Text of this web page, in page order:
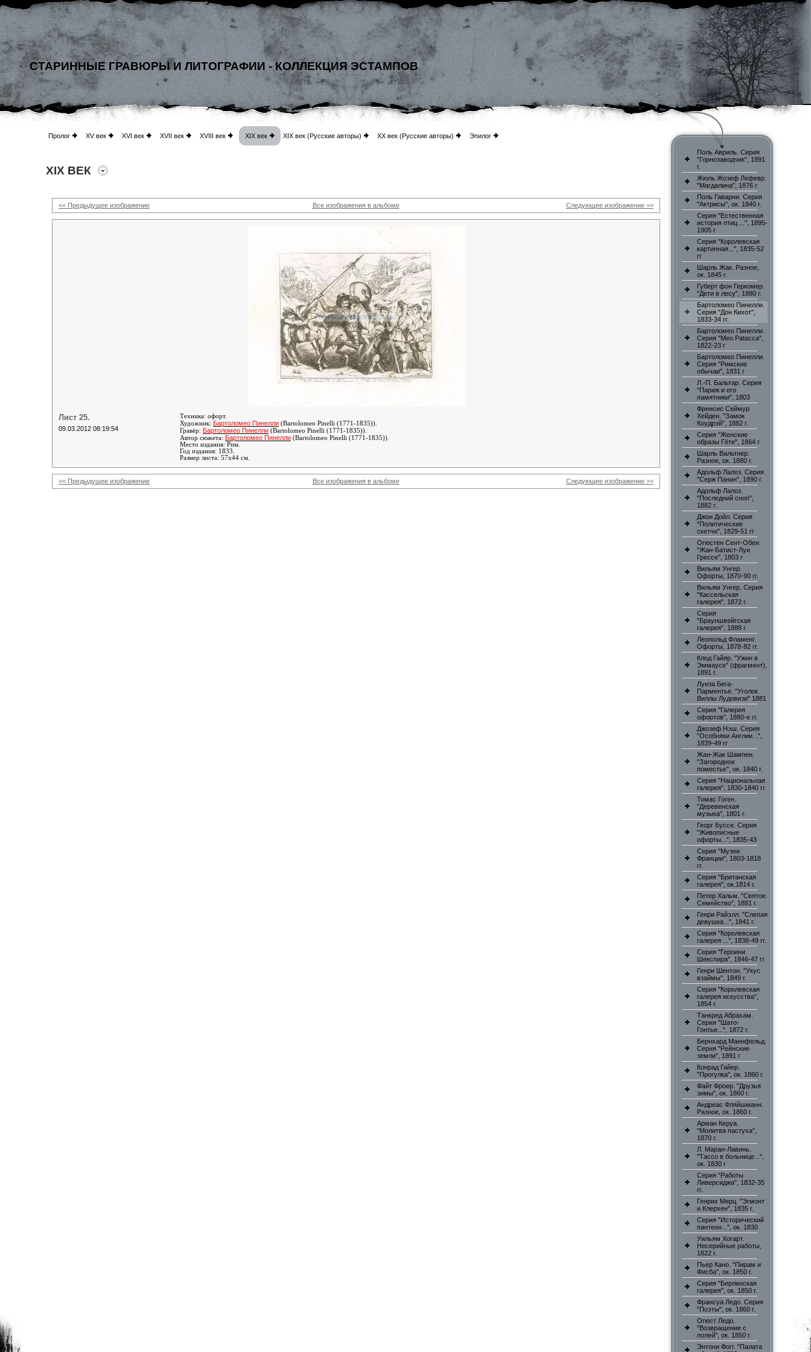
СТАРИННЫЕ ГРАВЮРЫ И ЛИТОГРАФИИ - КОЛЛЕКЦИЯ ЭСТАМПОВ
Пролог XV век XVI век XVII век XVIII век XIX век XIX век (Русские авторы) XX век (Русские авторы) Эпилог
XIX ВЕК
<< Предыдущее изображение Все изображения в альбоме Следующее изображение >>
Лист 25.
09.03.2012 08:19:54
Техника: офорт.
Художник: Бартоломео Пинелли (Bartolomeo Pinelli (1771-1835))
Гравёр: Бартоломео Пинелли (Bartolomeo Pinelli (1771-1835))
Автор сюжета: Бартоломео Пинелли (Bartolomeo Pinelli (1771-1835))
Место издания: Рим.
Год издания: 1833.
Размер листа: 57х44 см.
<< Предыдущее изображение Все изображения в альбоме Следующее изображение >>
Поль Авриль. Серия
"Горнозаводчик", 1891
г.
Жюль Жозеф Лефевр.
"Магдалина", 1876 г.
Поль Гаварни. Серия
"Актрисы", ок. 1840 г.
Серия "Естественная
история птиц ...", 1895-
1905 г
Серия "Королевская
картинная...", 1835-52
гг
Шарль Жак. Разное,
ок. 1845 г.
Губерт фон Геркомер.
"Дети в лесу", 1880 г.
Бартоломео Пинелли.
Серия "Дон Кихот",
1833-34 гг.
Бартоломео Пинелли.
Серия "Meo Patacca",
1822-23 г
Бартоломео Пинелли.
Серия "Римские
обычаи", 1831 г
Л.-П. Бальтар. Серия
"Париж и его
памятники", 1803
Френсис Сеймур
Хейден. "Замок
Коудрэй", 1882 г.
Серия "Женские
образы Гёте", 1864 г.
Шарль Вальтнер.
Разное, ок. 1880 г.
Адольф Лалоз. Серия
"Серж Панин", 1890 г.
Адольф Лалоз.
"Последний сноп",
1882 г.
Джон Дойл. Серия
"Политические
скетчи", 1829-51 гг
Огюстен Сент-Обен.
"Жан-Батист-Луи
Грессе", 1803 г
Вильям Унгер.
Офорты, 1870-90 гг.
Вильям Унгер. Серия
"Кассельская
галерея", 1872 г.
Серия
"Брауншвейгская
галерея", 1888 г.
Леопольд Фламенг.
Офорты, 1878-82 гг.
Клод Гайяр. "Ужин в
Эммаусе" (фрагмент),
1891 г.
Луиза Бега-
Парментье. "Уголок
Виллы Лудовизи" 1881
Серия "Галерея
офортов", 1880-е гг.
Джозеф Нэш. Серия
"Особняки Англии...",
1839-49 гг
Жан-Жак Шампен.
"Загородное
поместье", ок. 1840 г.
Серия "Национальная
галерея", 1830-1840 гг.
Томас Гоген.
"Деревенская
музыка", 1801 г.
Георг Буссе. Серия
"Живописные
офорты...", 1835-43
Серия "Музеи
Франции", 1803-1818
гг.
Серия "Британская
галерея", ок.1814 г.
Петер Хальм. "Святое
Семейство", 1881 г.
Генри Райэлл. "Слепая
девушка...", 1841 г.
Серия "Королевская
галерея ...", 1838-49 гг.
Серия "Героини
Шекспира", 1846-47 гг.
Генри Шентон. "Укус
взаймы", 1849 г.
Серия "Королевская
галерея искусства",
1854 г.
Танкред Абрахам.
Серия "Шато-
Гонтье...", 1872 г.
Бернхард Маннфельд.
Серия "Рейнские
земли", 1891 г
Конрад Гайер.
"Прогулка", ок. 1860 г.
Файт Фроер. "Друзья
зимы", ок. 1860 г.
Андреас Фляйшманн.
Разное, ок. 1860 г.
Арман Керуа.
"Молитва пастуха",
1870 г.
Л. Маран-Лавинь.
"Тассо в больнице...",
ок. 1830 г
Серия "Работы
Ливерсиджа", 1832-35
гг.
Генрих Мерц. "Эгмонт
и Клерхен", 1835 г.
Серия "Исторический
пантеон...", ок. 1830
Уильям Хогарт.
Несерийные работы,
1822 г.
Пьер Кано. "Пирам и
Фисба", ок. 1850 г.
Серия "Берлинская
галерея", ок. 1850 г.
Франсуа Ледо. Серия
"Поэты", ок. 1860 г.
Огюст Ледо.
"Возвращение с
полей", ок. 1850 г.
Энтони Фогг. "Палата